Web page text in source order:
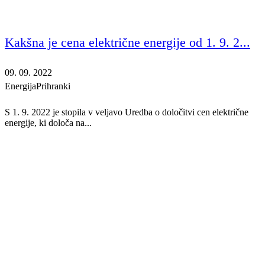
Kakšna je cena električne energije od 1. 9. 2...
09. 09. 2022
EnergijaPrihranki
S 1. 9. 2022 je stopila v veljavo Uredba o določitvi cen električne
energije, ki določa na...